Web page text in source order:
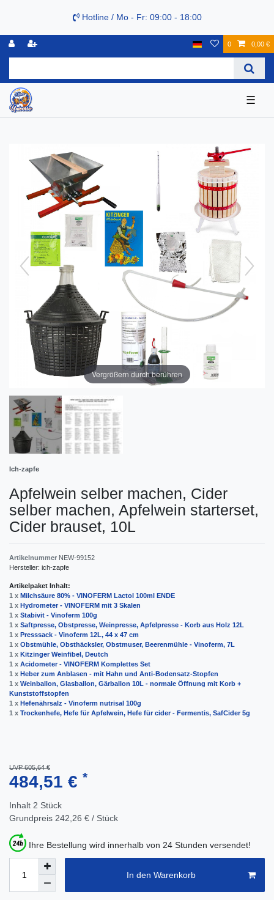
Hotline / Mo - Fr: 09:00 - 18:00
0 0,00 €
☰
Vergrößern durch berühren
Ich-zapfe
Apfelwein selber machen, Cider
selber machen, Apfelwein starterset,
Cider brauset, 10L
Artikelnummer NEW-99152
Hersteller: ich-zapfe
Artikelpaket Inhalt:
1 x Milchsäure 80% - VINOFERM Lactol 100ml ENDE
1 x Hydrometer - VINOFERM mit 3 Skalen
1 x Stabivit - Vinoferm 100g
1 x Saftpresse, Obstpresse, Weinpresse, Apfelpresse - Korb aus Holz 12L
1 x Presssack - Vinoferm 12L, 44 x 47 cm
1 x Obstmühle, Obsthäcksler, Obstmuser, Beerenmühle - Vinoferm, 7L
1 x Kitzinger Weinfibel, Deutch
1 x Acidometer - VINOFERM Komplettes Set
1 x Heber zum Anblasen - mit Hahn und Anti-Bodensatz-Stopfen
1 x Weinballon, Glasballon, Gärballon 10L - normale Öffnung mit Korb +
Kunststoffstopfen
1 x Hefenährsalz - Vinoferm nutrisal 100g
1 x Trockenhefe, Hefe für Apfelwein, Hefe für cider - Fermentis, SafCider 5g
UVP 605,64 €
484,51 € *
Inhalt 2 Stück
Grundpreis 242,26 € / Stück
Ihre Bestellung wird innerhalb von 24 Stunden versendet!
In den Warenkorb